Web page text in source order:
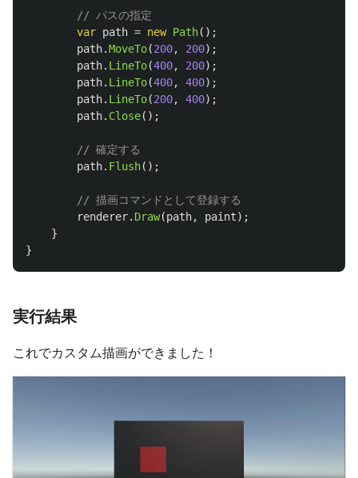
// パスの指定
var path = new Path();
path.MoveTo(200, 200);
path. LineTo(400, 200);
path. LineTo(400, 400);
path. LineTo(200, 400);
path. Close();
// 確定する
path. Flush();
// 描画コマンドとして登録する
renderer. Draw(path, paint);
}
}
実行結果
これでカスタム描画ができました！